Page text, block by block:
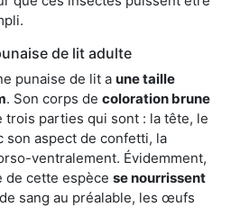
de lit adulte
punaise de lit a une taille
. Son corps de coloration brune
trois parties qui sont : la tête, le
son aspect de confetti, la
ventralement. Évidemment,
de cette espèce se nourrissent
sang au préalable, les œufs